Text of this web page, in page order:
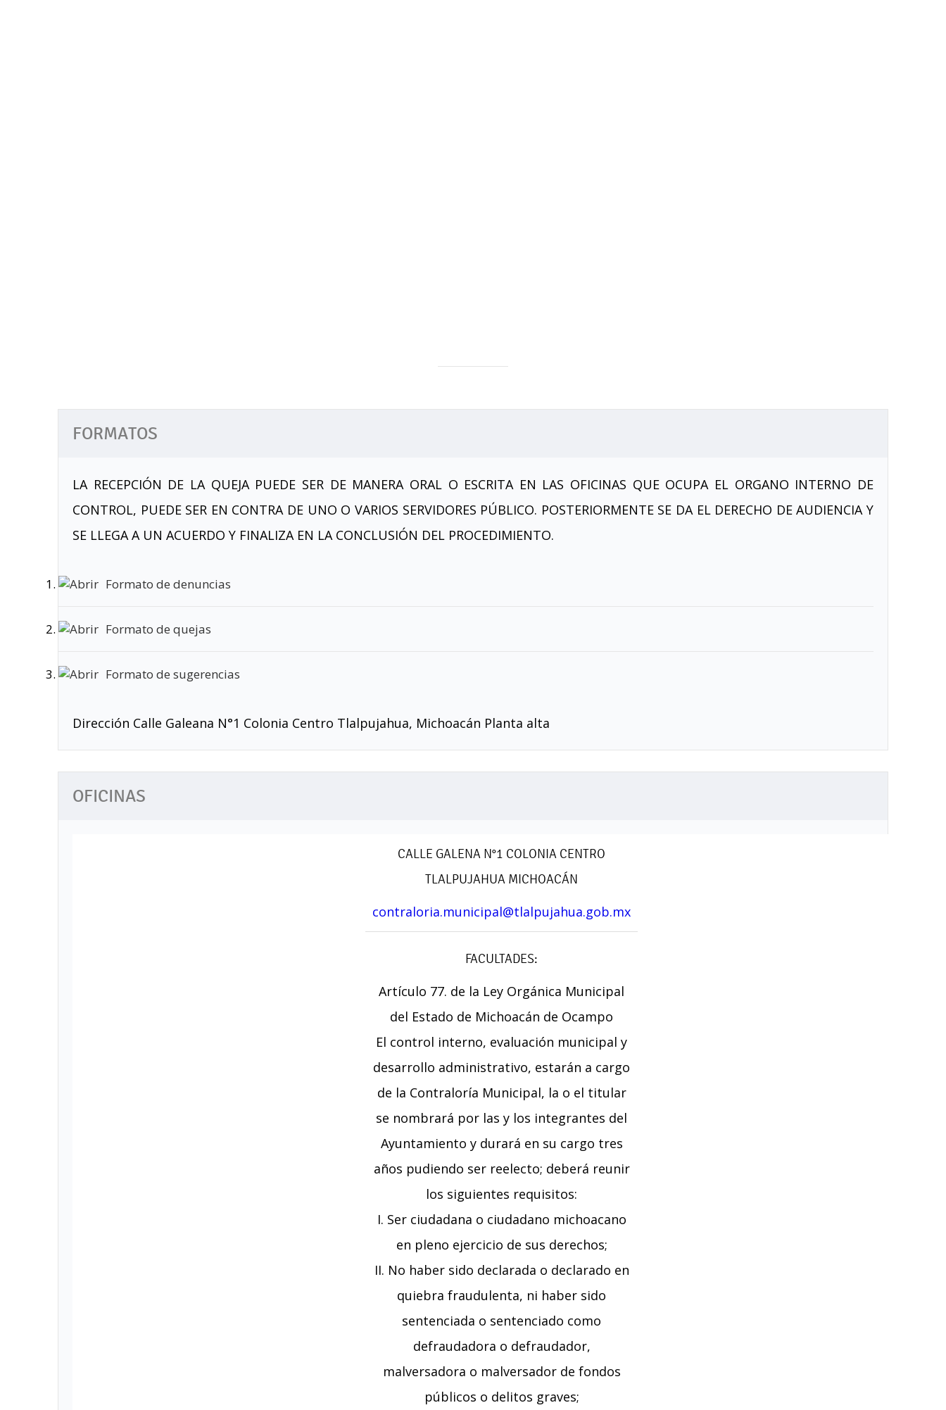
FORMATOS
LA RECEPCIÓN DE LA QUEJA PUEDE SER DE MANERA ORAL O ESCRITA EN LAS OFICINAS QUE OCUPA EL ORGANO INTERNO DE
CONTROL, PUEDE SER EN CONTRA DE UNO O VARIOS SERVIDORES PÚBLICO. POSTERIORMENTE SE DA EL DERECHO DE AUDIENCIA Y
SE LLEGA A UN ACUERDO Y FINALIZA EN LA CONCLUSIÓN DEL PROCEDIMIENTO.
Formato de denuncias
Formato de quejas
Formato de sugerencias
Dirección Calle Galeana N°1 Colonia Centro Tlalpujahua, Michoacán Planta alta
OFICINAS
CALLE GALENA N°1 COLONIA CENTRO
TLALPUJAHUA MICHOACÁN
contraloria.municipal@tlalpujahua.gob.mx
FACULTADES:
Artículo 77. de la Ley Orgánica Municipal
del Estado de Michoacán de Ocampo
El control interno, evaluación municipal y
desarrollo administrativo, estarán a cargo
de la Contraloría Municipal, la o el titular
se nombrará por las y los integrantes del
Ayuntamiento y durará en su cargo tres
años pudiendo ser reelecto; deberá reunir
los siguientes requisitos:
I. Ser ciudadana o ciudadano michoacano
en pleno ejercicio de sus derechos;
II. No haber sido declarada o declarado en
quiebra fraudulenta, ni haber sido
sentenciada o sentenciado como
defraudadora o defraudador,
malversadora o malversador de fondos
públicos o delitos graves;